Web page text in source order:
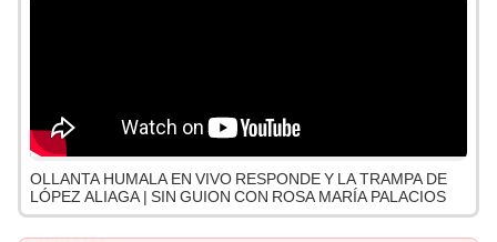
OLLANTA HUMALA EN VIVO RESPONDE Y LA TRAMPA DE
LÓPEZ ALIAGA | SIN GUION CON ROSA MARÍA PALACIOS